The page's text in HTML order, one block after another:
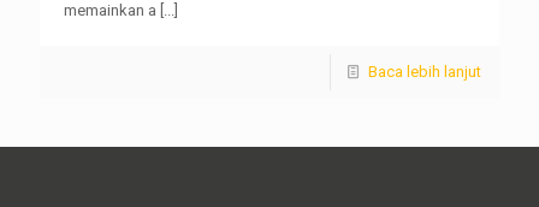
memainkan a [...]
Baca lebih lanjut